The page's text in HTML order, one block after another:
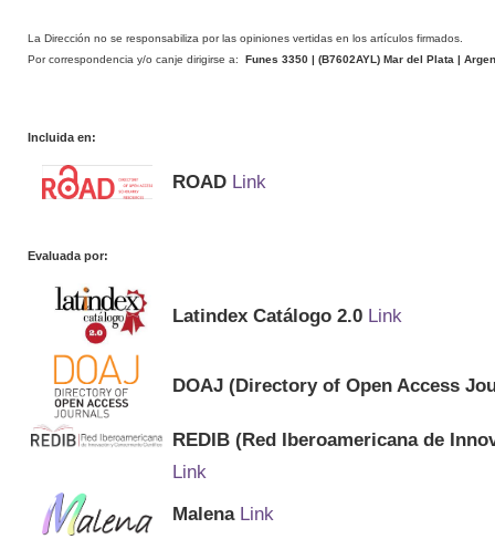
La Dirección no se responsabiliza por las opiniones vertidas en los artículos firmados.
Por correspondencia y/o canje dirigirse a: Funes 3350 | (B7602AYL) Mar del Plata |
Incluida en:
ROAD Link
Evaluada por:
Latindex Catálogo 2.0 Link
DOAJ (Directory of Open Access
REDIB (Red Iberoamericana de
Link
Malena Link